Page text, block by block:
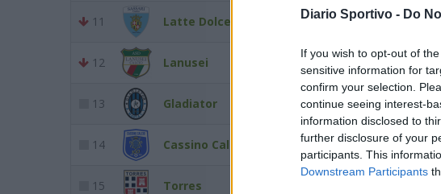
Diario Sportivo - Do
If you wish to opt-out of
sensitive information for
confirm your selection.
continue seeing interest-
information disclosed to
further disclosure of your
participants. This
Downstream Participants
11 Latte Dolce 2 2 0
12 Lanusei 1 2 0
13 Gladiator 1 2 0
14 Cassino Calcio 1 2 0
15 Torres